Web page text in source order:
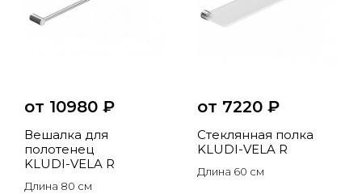
от 10980 ₽
Вешалка для
полотенец
KLUDI-VELA R
Длина 80 см
от 7220 ₽
Стеклянная полка
KLUDI-VELA R
Длина 60 см